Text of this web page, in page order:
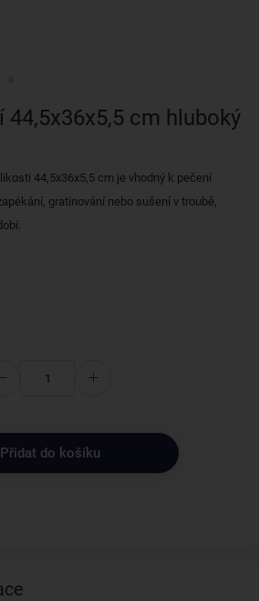
44,5x36x5,5 cm hluboký
44,5x36x5,5 cm je vhodný k pečení
gratinování nebo sušení v troubě,
Přidat do košíku